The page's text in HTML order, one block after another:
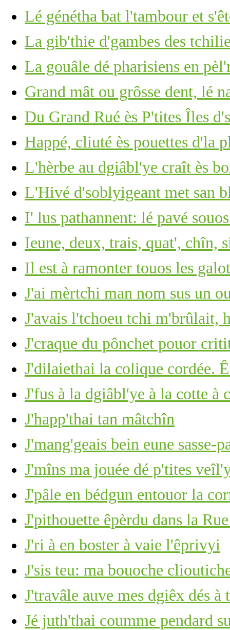
Lé génétha bat l'tambour et
La gib'thie d'gambes des
La gouâle dé pharisiens en
Grand mât ou grôsse dent, lé
Du Grand Rué ès P'tites Îles
Happé, cliuté ès pouettes d'la
L'hèrbe au dgiâbl'ye craît ès
L'Hivé d'soblyigeant met san
I' lus pathannent: lé pavé
Ieune, deux, trais, quat', chîn,
Il est à ramonter touos les
J'ai mèrtchi man nom sus un
J'avais l'tchoeu tchi m'brûlait,
J'craque du pônchet pouor
J'dilaiethai la colique cordée.
J'fus à la dgiâbl'ye à la cotte à
J'happ'thai tan mâtchîn
J'mang'geais bein eune sasse-
J'mîns ma jouée dé p'tites
J'pâle en bédgun entouor la
J'pithouette êpèrdu dans la
J'ri à en boster à vaie l'êprivyi
J'sis teu: ma bouoche
J'travâle auve mes dgiêx dés à
Jé juth'thai coumme pendard